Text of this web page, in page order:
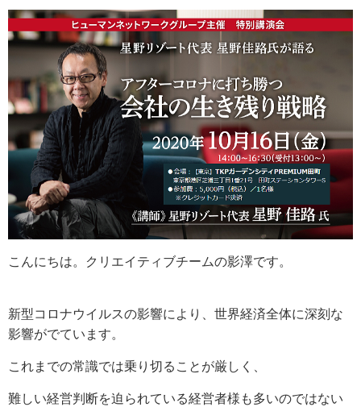
こんにちは。クリエイティブチームの影澤です。
新型コロナウイルスの影響により、世界経済全体に深刻な
影響がでています。
これまでの常識では乗り切ることが厳しく、
難しい経営判断を迫られている経営者様も多いのではない